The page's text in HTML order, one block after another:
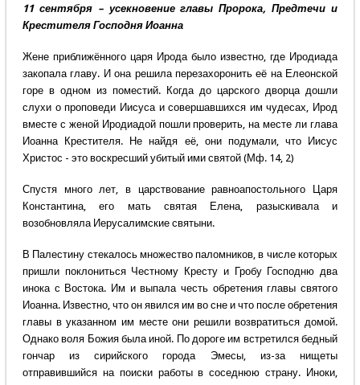
11 сентября – усекновение главы Пророка, Предтечи и
Крестителя Господня Иоанна
Жене приближённого царя Ирода было известно, где Иродиада
закопала главу. И она решила перезахоронить её на Елеонской
горе в одном из поместий. Когда до царского дворца дошли
слухи о проповеди Иисуса и совершавшихся им чудесах, Ирод
вместе с женой Иродиадой пошли проверить, на месте ли глава
Иоанна Крестителя. Не найдя её, они подумали, что Иисус
Христос - это воскресший убитый ими святой (Мф. 14, 2)
Спустя много лет, в царствование равноапостольного Царя
Константина, его мать святая Елена, разыскивала и
возобновляла Иерусалимские святыни.
В Палестину стекалось множество паломников, в числе которых
пришли поклониться Честному Кресту и Гробу Господню два
инока с Востока. Им и выпала честь обретения главы святого
Иоанна. Известно, что он явился им во сне и что после обретения
главы в указанном им месте они решили возвратиться домой.
Однако воля Божия была иной. По дороге им встретился бедный
гончар из сирийского города Эмесы, из-за нищеты
отправившийся на поиски работы в соседнюю страну. Иноки,